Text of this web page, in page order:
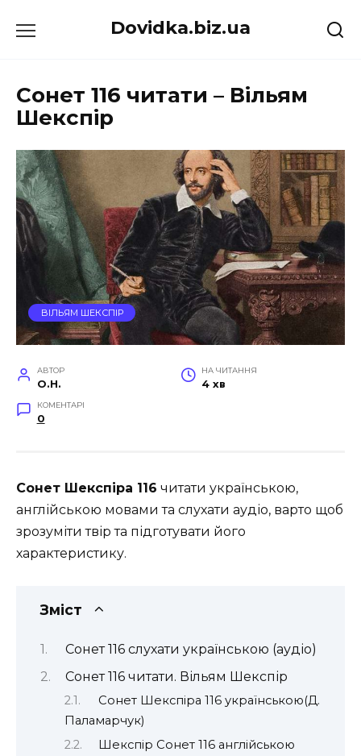
до
Dovidka.biz.ua
Сонет 116 читати – Вільям
Шекспір
ВІЛЬЯМ ШЕКСПІР
АВТОР
O.H.
НА ЧИТАННЯ
4 хв
КОМЕНТАРІ
0
Сонет Шекспіра 116 читати українською,
англійською мовами та слухати аудіо, варто щоб
зрозуміти твір та підготувати його
характеристику.
Зміст
Сонет 116 слухати українською (аудіо)
Сонет 116 читати. Вільям Шекспір
Сонет Шекспіра 116 українською(Д.
Паламарчук)
Шекспір Сонет 116 англійською